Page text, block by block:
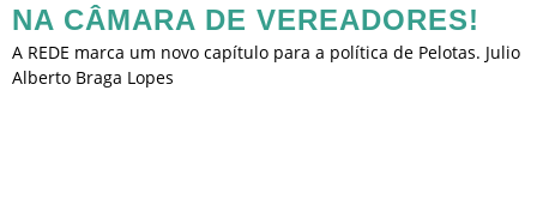
NA CÂMARA DE VEREADORES!
A REDE marca um novo capítulo para a política de Pelotas. Julio
Alberto Braga Lopes